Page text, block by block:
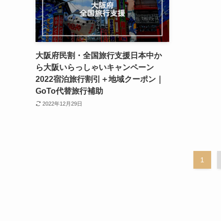
大阪府民割・全国旅行支援日本中か
ら大阪いらっしゃいキャンペーン
2022宿泊旅行割引＋地域クーポン｜
GoTo代替旅行補助
2022年12月29日
1